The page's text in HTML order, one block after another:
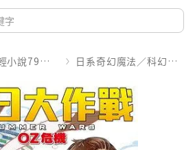
📌輕小說79折起 日系奇幻魔法／科幻冒險